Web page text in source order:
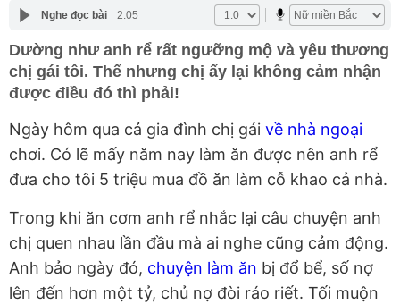
Nghe đọc bài 2:05
Dường như anh rể rất ngưỡng mộ và yêu thương
chị gái tôi. Thế nhưng chị ấy lại không cảm nhận
được điều đó thì phải!
Ngày hôm qua cả gia đình chị gái về nhà ngoại
chơi. Có lẽ mấy năm nay làm ăn được nên anh rể
đưa cho tôi 5 triệu mua đồ ăn làm cỗ khao cả nhà.
Trong khi ăn cơm anh rể nhắc lại câu chuyện anh
chị quen nhau lần đầu mà ai nghe cũng cảm động.
Anh bảo ngày đó, chuyện làm ăn bị đổ bể, số nợ
lên đến hơn một tỷ, chủ nợ đòi ráo riết. Tối muộn